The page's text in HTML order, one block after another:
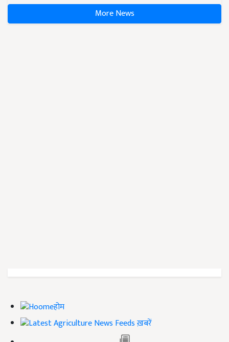
More News
होम
ख़बरें